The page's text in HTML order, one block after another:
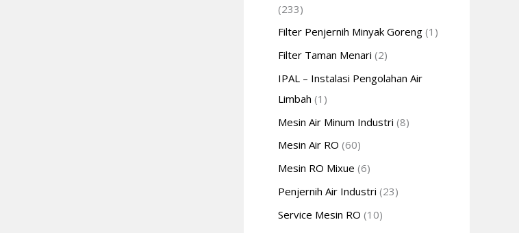
(233)
Filter Penjernih Minyak Goreng (1)
Filter Taman Menari (2)
IPAL – Instalasi Pengolahan Air
Limbah (1)
Mesin Air Minum Industri (8)
Mesin Air RO (60)
Mesin RO Mixue (6)
Penjernih Air Industri (23)
Service Mesin RO (10)